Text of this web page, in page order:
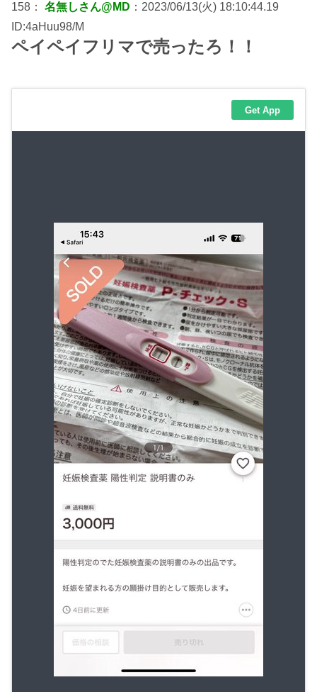
158： 名無しさん@MD ：2023/06/13(火) 18:10:44.19
ID:4aHuu98/M
ペイペイフリマで売ったろ！！